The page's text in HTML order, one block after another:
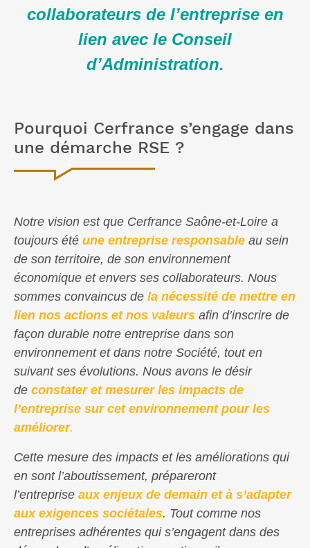
collaborateurs de l’entreprise en
lien avec le Conseil
d’Administration.
Pourquoi Cerfrance s’engage dans
une démarche RSE ?
Notre vision est que Cerfrance Saône-et-Loire a
toujours été une entreprise responsable au sein
de son territoire, de son environnement
économique et envers ses collaborateurs. Nous
sommes convaincus de la nécessité de mettre en
lien nos actions et nos valeurs afin d’inscrire de
façon durable notre entreprise dans son
environnement et dans notre Société, tout en
suivant ses évolutions. Nous avons le désir
de constater et mesurer les impacts de
l’entreprise sur cet environnement pour les
améliorer.
Cette mesure des impacts et les améliorations qui
en sont l’aboutissement, prépareront
l’entreprise aux enjeux de demain et à s’adapter
aux exigences sociétales. Tout comme nos
entreprises adhérentes qui s’engagent dans des